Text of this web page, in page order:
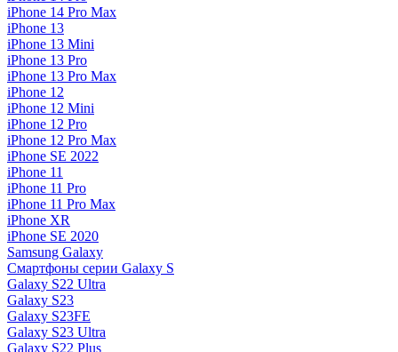
iPhone 14 Pro Max
iPhone 13
iPhone 13 Mini
iPhone 13 Pro
iPhone 13 Pro Max
iPhone 12
iPhone 12 Mini
iPhone 12 Pro
iPhone 12 Pro Max
iPhone SE 2022
iPhone 11
iPhone 11 Pro
iPhone 11 Pro Max
iPhone XR
iPhone SE 2020
Samsung Galaxy
Смартфоны серии Galaxy S
Galaxy S22 Ultra
Galaxy S23
Galaxy S23FE
Galaxy S23 Ultra
Galaxy S22 Plus